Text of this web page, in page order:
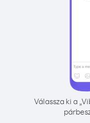
Válassza ki a